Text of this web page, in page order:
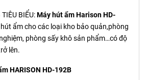
BIỂU:Máy hút ẩm Harison HD-
ẩm cho các loại kho bảo quản,phòng
phòng sấy khô sản phẩm…có độ
lên.
HARISON HD-192B